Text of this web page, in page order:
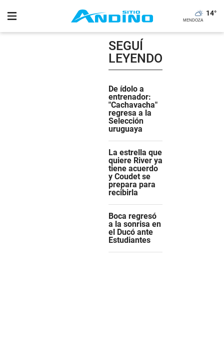
14°
SEGUÍ
LEYENDO
De ídolo a
entrenador:
"Cachavacha"
regresa a la
Selección
uruguaya
La estrella que
quiere River ya
tiene acuerdo
y Coudet se
prepara para
recibirla
Boca regresó
a la sonrisa en
el Ducó ante
Estudiantes